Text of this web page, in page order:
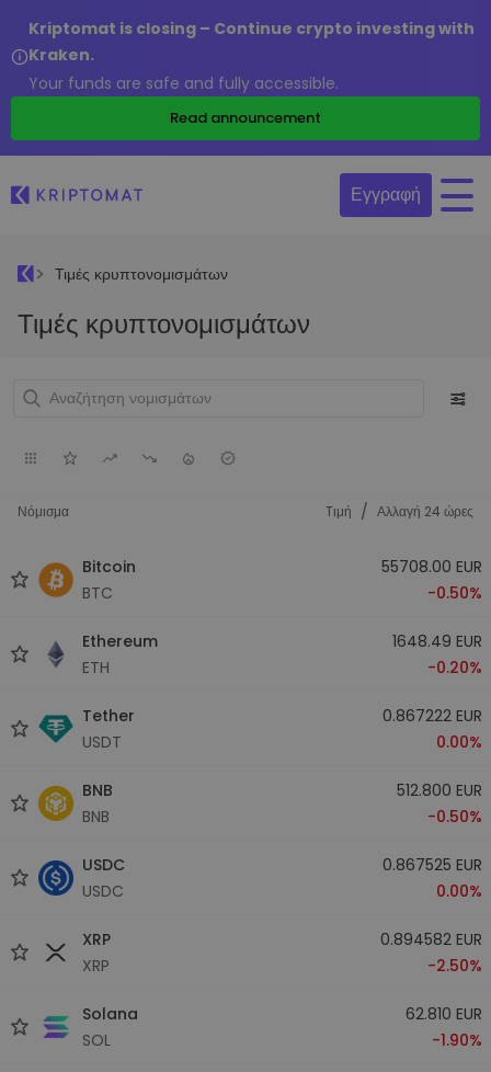
Kriptomat is closing – Continue crypto investing with
Kraken.
Your funds are safe and fully accessible.
Read announcement
Εγγραφή
Τιμές κρυπτονομισμάτων
Τιμές κρυπτονομισμάτων
Νόμισμα Tιμή / Αλλαγή 24 ώρες
Bitcoin
BTC
55708.00 EUR
-0.50%
Ethereum
ETH
1648.49 EUR
-0.20%
Tether
USDT
0.867222 EUR
0.00%
BNB
BNB
512.800 EUR
-0.50%
USDC
USDC
0.867525 EUR
0.00%
XRP
XRP
0.894582 EUR
-2.50%
Solana
SOL
62.810 EUR
-1.90%